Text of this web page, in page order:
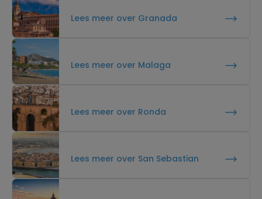
Lees meer over Granada
Lees meer over Malaga
Lees meer over Ronda
Lees meer over San Sebastian